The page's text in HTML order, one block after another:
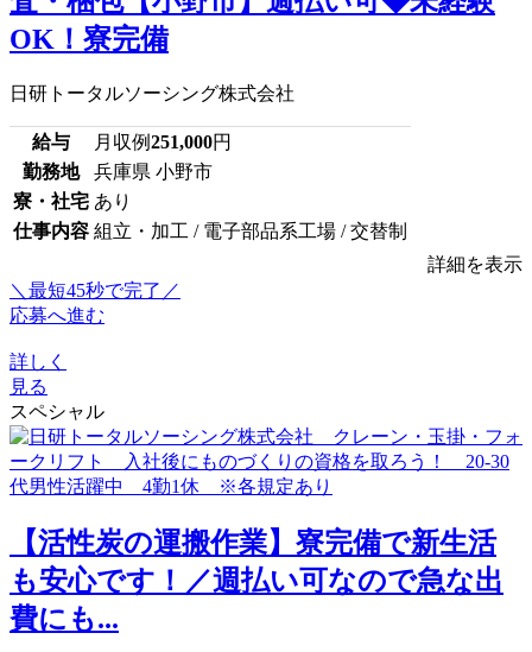
OK！寮完備
日研トータルソーシング株式会社
給与 月収例251,000円
勤務地
兵庫県 小野市
寮・社宅 あり
仕事内容 組立・加工 / 電子部品系工場 / 交替制
詳細を表示
＼最短45秒で完了／
応募へ進む
詳しく
見る
スペシャル
【活性炭の運搬作業】寮完備で新生活
も安心です！／週払い可なので急な出
費にも...